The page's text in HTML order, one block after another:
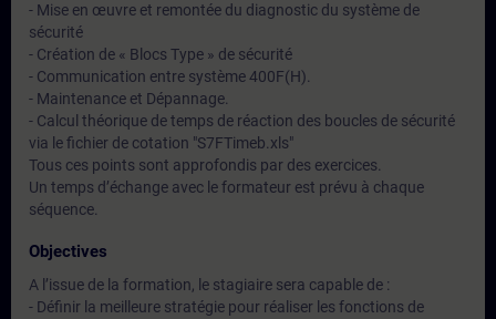
- Mise en œuvre et remontée du diagnostic du système de
sécurité
- Création de « Blocs Type » de sécurité
- Communication entre système 400F(H).
- Maintenance et Dépannage.
- Calcul théorique de temps de réaction des boucles de sécurité
via le fichier de cotation "S7FTimeb.xls"
Tous ces points sont approfondis par des exercices.
Un temps d’échange avec le formateur est prévu à chaque
séquence.
Objectives
A l’issue de la formation, le stagiaire sera capable de :
- Définir la meilleure stratégie pour réaliser les fonctions de